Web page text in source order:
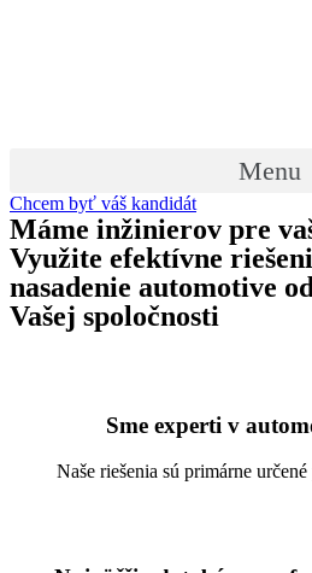
Menu
Chcem byť váš kandidát
Máme inžinierov pre
Využite efektívne
nasadenie automotive
Vašej spoločnosti
Sme experti v
Naše riešenia sú primárne